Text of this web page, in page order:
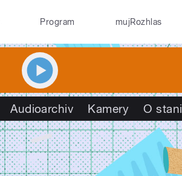
Program mujRozhlas
Audioarchiv Kamery O